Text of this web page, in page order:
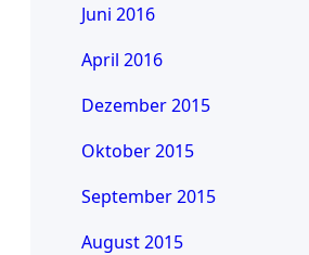
Juni 2016
April 2016
Dezember 2015
Oktober 2015
September 2015
August 2015